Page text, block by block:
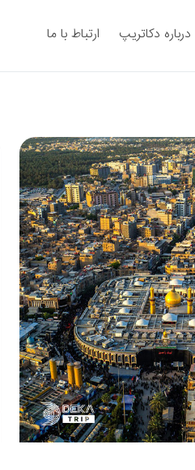
درباره دکاتریپ ارتباط با ما